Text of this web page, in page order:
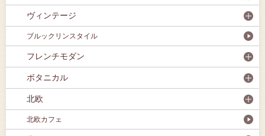
ヴィンテージ
ブルックリンスタイル
フレンチモダン
ボタニカル
北欧
北欧カフェ